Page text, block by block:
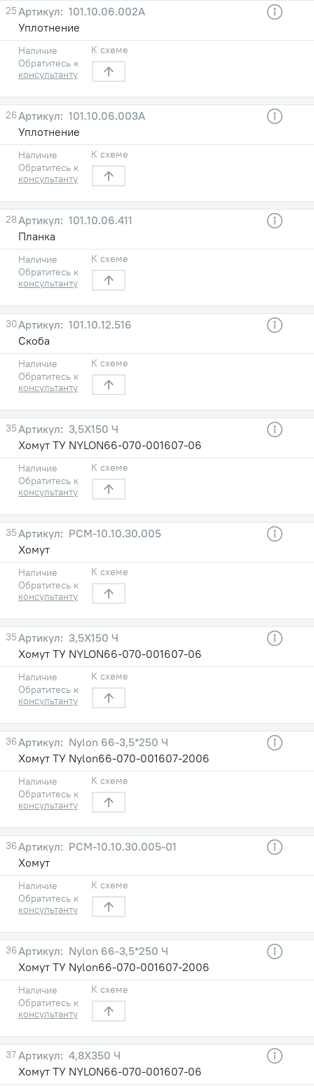
25
101.10.06.002А
Уплотнение
Наличие
Обратитесь к
консультанту
К схеме
26
101.10.06.003А
Уплотнение
Наличие
Обратитесь к
консультанту
К схеме
28
101.10.06.411
Планка
Наличие
Обратитесь к
консультанту
К схеме
30
101.10.12.516
Скоба
Наличие
Обратитесь к
консультанту
К схеме
35
3,5X150 Ч
Хомут ТУ NYLON66-070-001607-06
Наличие
Обратитесь к
консультанту
К схеме
35
РСM-10.10.30.005
Хомут
Наличие
Обратитесь к
консультанту
К схеме
35
3,5X150 Ч
Хомут ТУ NYLON66-070-001607-06
Наличие
Обратитесь к
консультанту
К схеме
36
Nylon 66-3,5*250 Ч
Хомут ТУ Nylon66-070-001607-2006
Наличие
Обратитесь к
консультанту
К схеме
36
РСM-10.10.30.005-01
Хомут
Наличие
Обратитесь к
консультанту
К схеме
36
Nylon 66-3,5*250 Ч
Хомут ТУ Nylon66-070-001607-2006
Наличие
Обратитесь к
консультанту
К схеме
37
4,8X350 Ч
Хомут ТУ NYLON66-070-001607-06